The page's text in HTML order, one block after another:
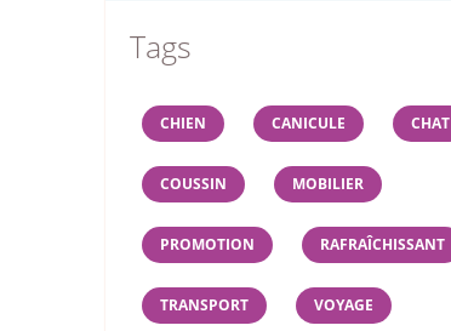
Tags
CHIEN CANICULE CHAT
COUSSIN MOBILIER
PROMOTION RAFRAÎCHISSANT
TRANSPORT VOYAGE